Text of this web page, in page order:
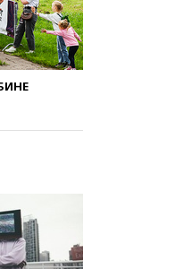
на
для